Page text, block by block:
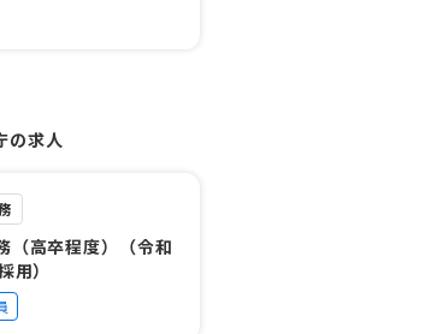
の求人
（高卒程度）（令和
用）